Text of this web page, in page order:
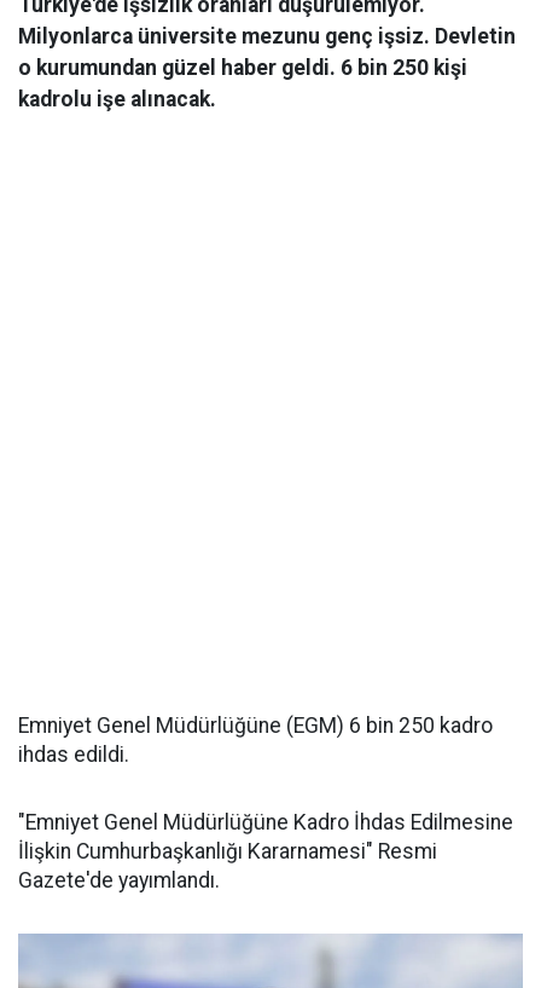
Türkiye'de işsizlik oranları düşürülemiyor.
Milyonlarca üniversite mezunu genç işsiz. Devletin
o kurumundan güzel haber geldi. 6 bin 250 kişi
kadrolu işe alınacak.
Emniyet Genel Müdürlüğüne (EGM) 6 bin 250 kadro
ihdas edildi.
"Emniyet Genel Müdürlüğüne Kadro İhdas Edilmesine
İlişkin Cumhurbaşkanlığı Kararnamesi" Resmi
Gazete'de yayımlandı.